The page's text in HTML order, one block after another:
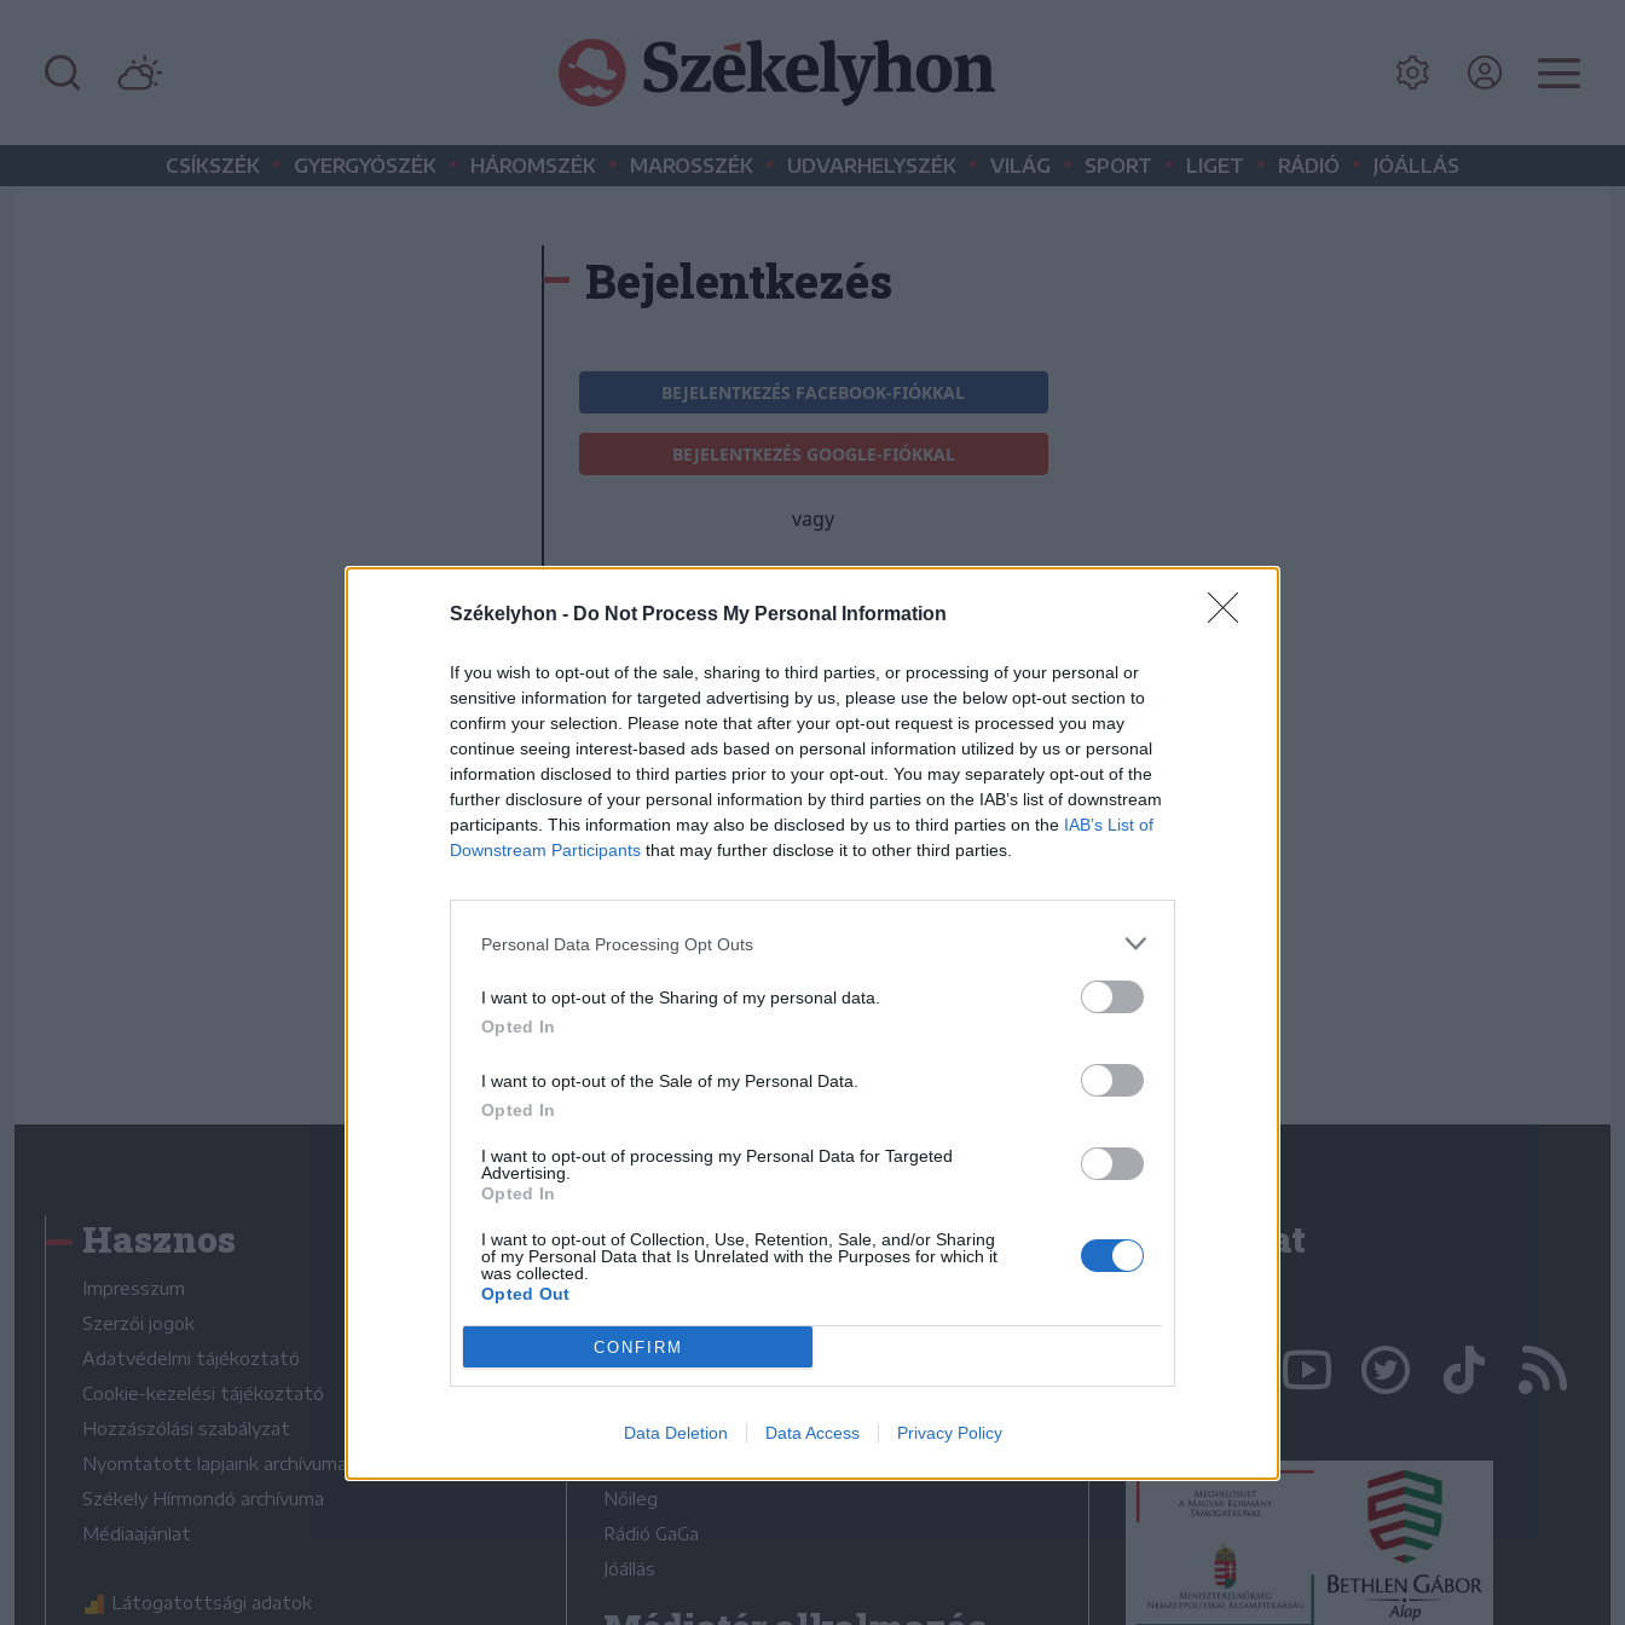
Székelyhon - Do Not Process My Personal Information
If you wish to opt-out of the sale, sharing to third parties, or processing of your personal or
sensitive information for targeted advertising by us, please use the below opt-out section to
confirm your selection. Please note that after your opt-out request is processed you may
continue seeing interest-based ads based on personal information utilized by us or personal
information disclosed to third parties prior to your opt-out. You may separately opt-out of the
further disclosure of your personal information by third parties on the IAB’s list of downstream
participants. This information may also be disclosed by us to third parties on the IAB’s List of
Downstream Participants that may further disclose it to other third parties.
Personal Data Processing Opt Outs
I want to opt-out of the Sharing of my personal data.
Opted In
I want to opt-out of the Sale of my Personal Data.
Opted In
I want to opt-out of processing my Personal Data for Targeted
Advertising.
Opted In
I want to opt-out of Collection, Use, Retention, Sale, and/or Sharing
of my Personal Data that Is Unrelated with the Purposes for which it
was collected.
Opted Out
CONFIRM
Data Deletion Data Access Privacy Policy
CSÍKSZÉK • GYERGYÓSZÉK • HÁROMSZÉK • MAROSSZÉK • UDVARHELYSZÉK • VILÁG • SPORT • LIGET • RÁDIÓ • JÓÁLLÁS
Bejelentkezés
BEJELENTKEZÉS FACEBOOK-FIÓKKAL
BEJELENTKEZÉS GOOGLE-FIÓKKAL
vagy
E-mail-cím
Jelszó
Elfelejtette a jelszavát?
BEJELENTKEZÉS
Hasznos
Impresszum
Szerzői jogok
Adatvédelmi tájékoztató
Cookie-kezelési tájékoztató
Hozzászólási szabályzat
Nyomtatott lapjaink archívuma
Székely Hírmondó archívuma
Médiaajánlat
Látogatottsági adatok
Médiatér
Liget
Krónika
Bihari Napló
Erdélyi Napló
Nőileg
Rádió GaGa
Jóállás
Kapcsolat